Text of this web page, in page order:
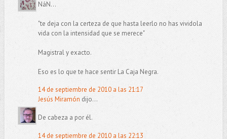
NáN...
"te deja con la certeza de que hasta leerlo no has vividola
vida con la intensidad que se merece"
Magistral y exacto.
Eso es lo que te hace sentir La Caja Negra.
14 de septiembre de 2010 a las 21:17
Jesús Miramón dijo...
De cabeza a por él.
14 de septiembre de 2010 a las 22:13